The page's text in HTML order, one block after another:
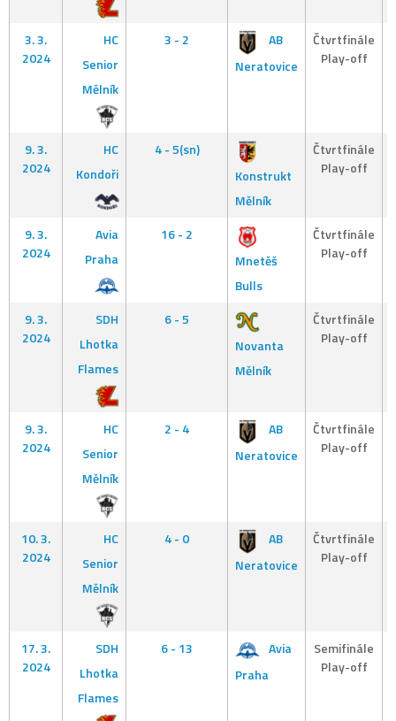
3. 3.
2024
HC
Senior
Mělník
3 - 2
AB
Neratovice
Čtvrtfinále
Play-off
9. 3.
2024
HC
Kondoři
4 - 5(sn)
Konstrukt
Mělník
Čtvrtfinále
Play-off
9. 3.
2024
Avia
Praha
16 - 2
Mnetěš
Bulls
Čtvrtfinále
Play-off
9. 3.
2024
SDH
Lhotka
Flames
6 - 5
Novanta
Mělník
Čtvrtfinále
Play-off
9. 3.
2024
HC
Senior
Mělník
2 - 4
AB
Neratovice
Čtvrtfinále
Play-off
10. 3.
2024
HC
Senior
Mělník
4 - 0
AB
Neratovice
Čtvrtfinále
Play-off
17. 3.
2024
SDH
Lhotka
Flames
6 - 13
Avia
Praha
Semifinále
Play-off